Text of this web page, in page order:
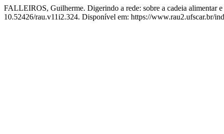
FALLEIROS, Guilherme. Digerindo a rede: sobre a cadeia alimentar e
10.52426/rau.v11i2.324. Disponível em: https://www.rau2.ufscar.br/